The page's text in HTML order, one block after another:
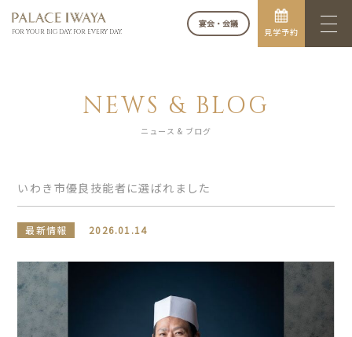
FOR YOUR BIG DAY. FOR EVERY DAY.
宴会・会議
見学予約
NEWS & BLOG
ニュース & ブログ
いわき市優良技能者に選ばれました
最新情報 2026.01.14